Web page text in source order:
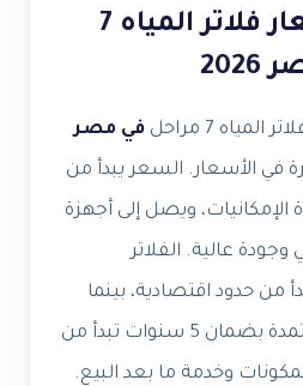
متوسط اسعار فلاتر المياه 7
7 مراحل
في مصر
في الأسعار. السعر يبدأ من
ويصل إلى أجهزة
عالية. الفلاتر
حدود اقتصادية، بينما
الفلاتر الأورجينال المعتمدة بضمان 5 سنوات تبدأ من
وخدمة ما بعد البيع.